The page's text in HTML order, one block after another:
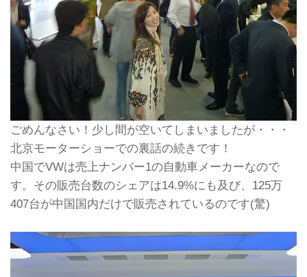
ごめんなさい！少し間が空いてしまいましたが・・・
北京モーターショーでの裏話の続きです！
中国でVWは売上ナンバー1の自動車メーカーなので
す。その販売台数のシェアは14.9%にも及び、125万
407台が中国国内だけで販売されているのです(驚)